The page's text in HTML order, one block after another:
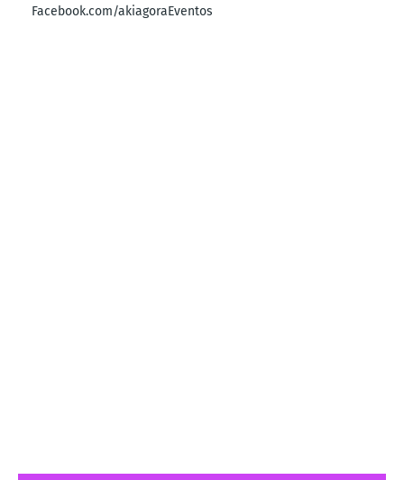
Facebook.com/akiagoraEventos